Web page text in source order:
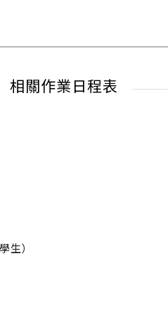
相關作業日程表
生）